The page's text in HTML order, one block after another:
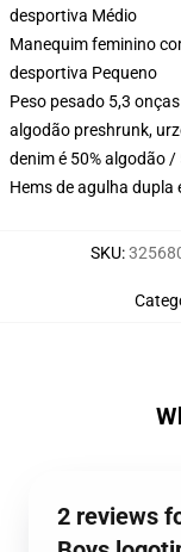
desportiva Médio
Manequim feminino
desportiva Pequeno
Peso pesado 5,3
algodão preshrunk,
denim é 50% algodão /
Hems de agulha dupla
SKU:
2 reviews